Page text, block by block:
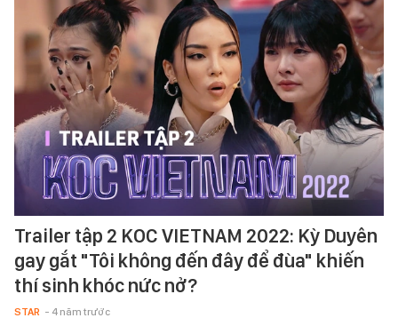
Trailer tập 2 KOC VIETNAM 2022: Kỳ Duyên
gay gắt "Tôi không đến đây để đùa" khiến
thí sinh khóc nức nở?
STAR - 4 năm trước